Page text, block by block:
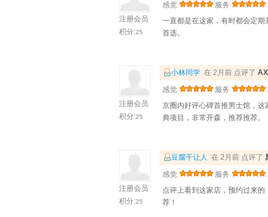
注册会员
积分:25
感觉
服务
一直都是在这家，有时都会定
首选。
注册会员
积分:25
小林同学 在 2月前 点评了
感觉
服务
京圈内好评心碑首推男士馆，
典项目，非常开森，推荐推荐。
注册会员
积分:25
豆腐干让人 在 2月前 点评了
感觉
服务
点评上看到这家店，预约过来
荐！